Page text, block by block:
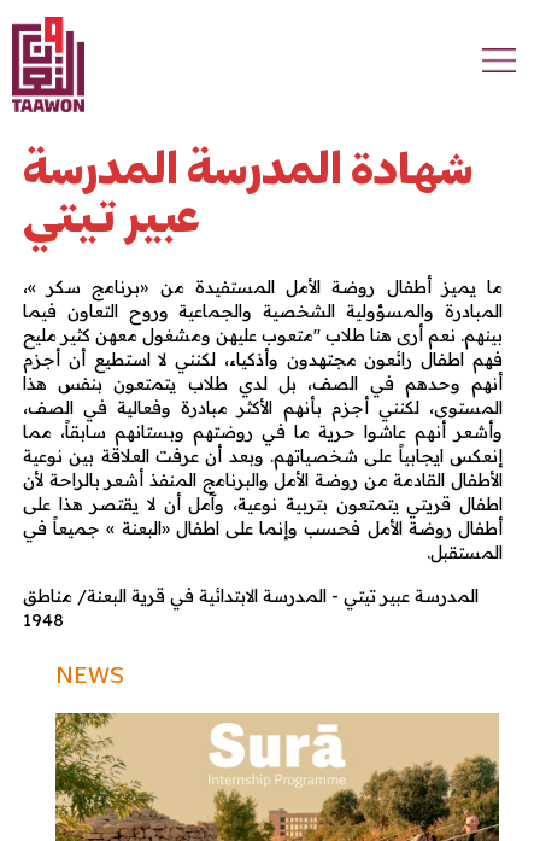
Skip to main content
شهادة المدرسة المدرسة
عبير تيتي
ما يميز أطفال روضة الأمل المستفيدة من «برنامج سكر »،
المبادرة والمسؤولية الشخصية والجماعية وروح التعاون فيما
بينهم. نعم أرى هنا طلاب "متعوب عليهن ومشغول معهن كثير مليح
فهم اطفال رائعون مجتهدون وأذكياء، لكنني لا استطيع أن أجزم
أنهم وحدهم في الصف، بل لدي طلاب يتمتعون بنفس هذا
المستوى، لكنني أجزم بأنهم الأكثر مبادرة وفعالية في الصف،
وأشعر أنهم عاشوا حرية ما في روضتهم وبستانهم سابقاً، مما
إنعكس ايجابياً على شخصياتهم. وبعد أن عرفت العلاقة بين نوعية
الأطفال القادمة من روضة الأمل والبرنامج المنفذ أشعر بالراحة لأن
اطفال قريتي يتمتعون بتربية نوعية، وآمل أن لا يقتصر هذا على
أطفال روضة الأمل فحسب وإنما على اطفال «البعنة » جميعاً في
المستقبل.
المدرسة عبير تيتي - المدرسة الابتدائية في قرية البعنة/ مناطق
1948
NEWS